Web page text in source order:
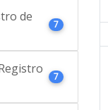
de
7
7